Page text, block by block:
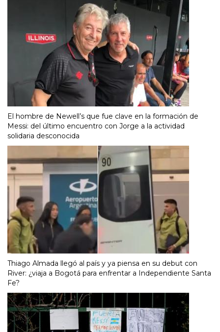
El hombre de Newell’s que fue clave en la formación de
Messi: del último encuentro con Jorge a la actividad
solidaria desconocida
Thiago Almada llegó al país y ya piensa en su debut con
River: ¿viaja a Bogotá para enfrentar a Independiente Santa
Fe?